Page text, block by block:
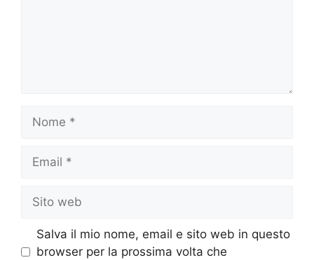
Nome
Email
Sito
web
Salva il mio nome, email e sito web in questo
browser per la prossima volta che